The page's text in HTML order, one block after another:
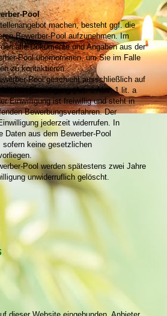
Pool
machen, besteht ggf. die
Bewerber-Pool aufzunehmen. Im
alle Dokumente und Angaben aus der
Pool übernommen, um Sie im Falle
zu kontaktieren.
Pool geschieht ausschließlich auf
Einwilligung (Art. 6 Abs. 1 lit. a
Einwilligung ist freiwillig und steht in
Bewerbungsverfahren. Der
jederzeit widerrufen. In
Daten aus dem Bewerber-Pool
keine gesetzlichen
Pool werden spätestens zwei Jahre
unwiderruflich gelöscht.